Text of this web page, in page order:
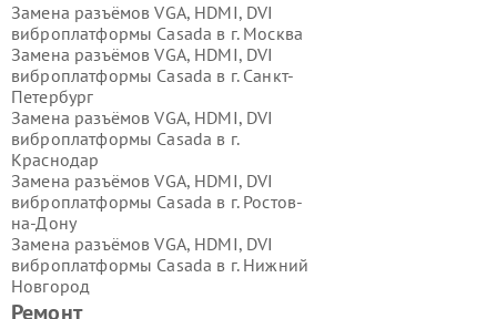
Ремонт
Замена разъёмов VGA, HDMI, DVI
виброплатформы Casada в г. Москва
Замена разъёмов VGA, HDMI, DVI
виброплатформы Casada в г. Санкт-
Петербург
Замена разъёмов VGA, HDMI, DVI
виброплатформы Casada в г.
Краснодар
Замена разъёмов VGA, HDMI, DVI
виброплатформы Casada в г. Ростов-
на-Дону
Замена разъёмов VGA, HDMI, DVI
виброплатформы Casada в г. Нижний
Новгород
Замена разъёмов VGA, HDMI, DVI